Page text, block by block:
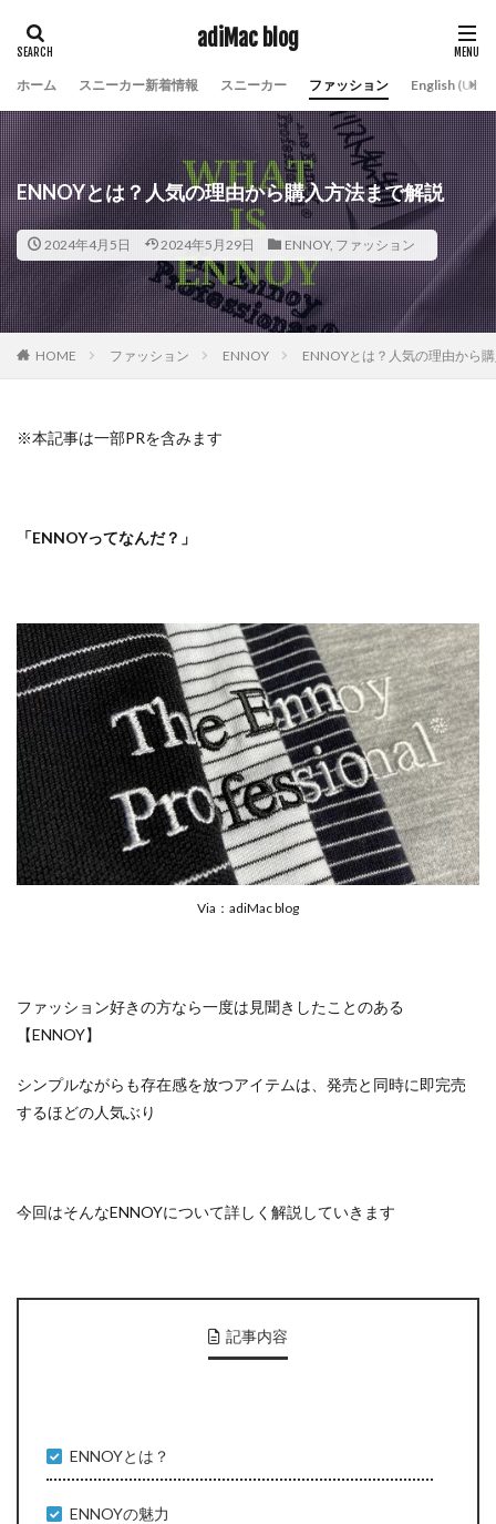
adiMac blog
ホーム スニーカー新着情報 スニーカー ファッション English (U.S.)
ENNOYとは？人気の理由から購入方法まで解説
2024年4月5日 2024年5月29日 ENNOY, ファッション
HOME ファッション ENNOY ENNOYとは？人気の理由から
※本記事は一部PRを含みます
「ENNOYってなんだ？」
Via：adiMac blog
ファッション好きの方なら一度は見聞きしたことのある
【ENNOY】
シンプルながらも存在感を放つアイテムは、発売と同時に即完売
するほどの人気ぶり
今回はそんなENNOYについて詳しく解説していきます
記事内容
ENNOYとは？
ENNOYの魅力
タグ
jjjjound NB NewBalance
ジョウンド
ニューバランス
検索